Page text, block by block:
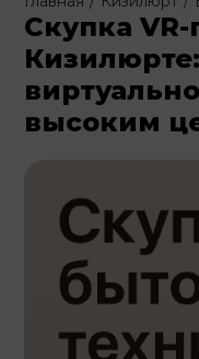
Скупка
высоким